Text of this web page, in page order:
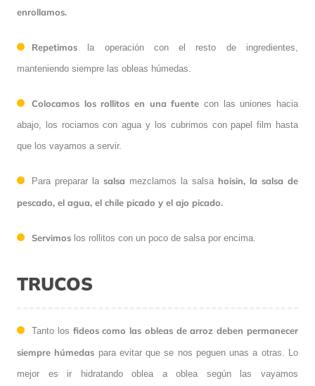
enrollamos.
Repetimos la operación con el resto de ingredientes,
manteniendo siempre las obleas húmedas.
Colocamos los rollitos en una fuente con las uniones hacia
abajo, los rociamos con agua y los cubrimos con papel film hasta
que los vayamos a servir.
Para preparar la salsa mezclamos la salsa hoisin, la salsa de
pescado, el agua, el chile picado y el ajo picado.
Servimos los rollitos con un poco de salsa por encima.
TRUCOS
Tanto los fideos como las obleas de arroz deben permanecer
siempre húmedas para evitar que se nos peguen unas a otras. Lo
mejor es ir hidratando oblea a oblea según las vayamos